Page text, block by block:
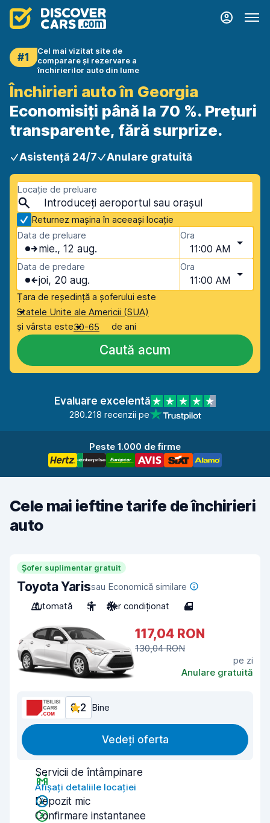
#1
Cel mai vizitat site de
comparare și rezervare a
închirierilor auto din lume
Închirieri auto în Georgia
Economisiți până la 70 %. Prețuri
transparente, fără surprize.
Asistență 24/7 Anulare gratuită
Locație de preluare
Returnez mașina în aceeași locație
Data de preluare
mie., 12 aug.
Ora
11:00 AM
Data de predare
joi, 20 aug.
Ora
11:00 AM
Țara de reședință a șoferului este
Statele Unite ale Americii (SUA)
și vârsta este30-65 de ani
Caută acum
Evaluare excelentă
280.218 recenzii pe
Peste 1.000 de firme
Cele mai ieftine tarife de închirieri
auto
Șofer suplimentar gratuit
Toyota Yarissau Economică similare
Automată
5 Aer condiționat 4
117,04 RON
130,04 RON
pe zi
Anulare gratuită
8,2 Bine
Vedeți oferta
Servicii de întâmpinare
Afișați detaliile locației
Depozit mic
Confirmare instantanee